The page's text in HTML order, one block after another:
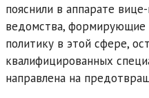
пояснили в аппарате
ведомства, формирующие
политику в этой сфере,
квалифицированных
направлена на